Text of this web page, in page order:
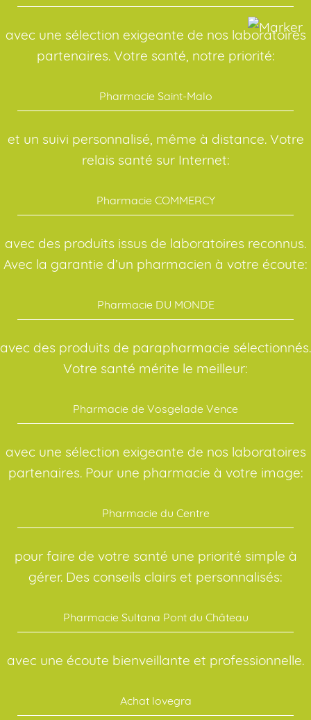
avec une sélection exigeante de nos laboratoires
partenaires. Votre santé, notre priorité:
Pharmacie Saint-Malo
et un suivi personnalisé, même à distance. Votre
relais santé sur Internet:
Pharmacie COMMERCY
avec des produits issus de laboratoires reconnus.
Avec la garantie d’un pharmacien à votre écoute:
Pharmacie DU MONDE
avec des produits de parapharmacie sélectionnés.
Votre santé mérite le meilleur:
Pharmacie de Vosgelade Vence
avec une sélection exigeante de nos laboratoires
partenaires. Pour une pharmacie à votre image:
Pharmacie du Centre
pour faire de votre santé une priorité simple à
gérer. Des conseils clairs et personnalisés:
Pharmacie Sultana Pont du Château
avec une écoute bienveillante et professionnelle.
Achat lovegra